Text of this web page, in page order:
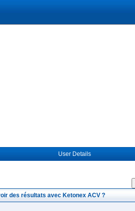
User Details
des résultats avec Ketonex ACV ?